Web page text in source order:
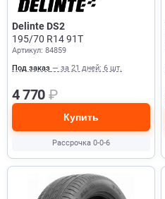
Delinte DS2
195/70 R14 91T
Артикул: 84859
Под заказ — за 21 дней: 6 шт.
4 770 ₽
Купить
Рассрочка 0-0-6